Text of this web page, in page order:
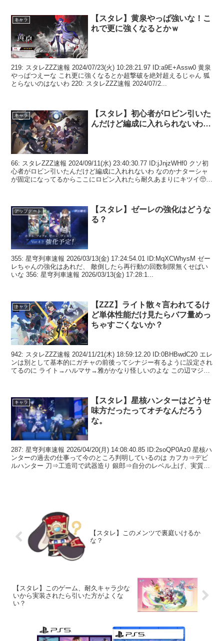
キャラ
【スタレ】黄泉やっぱ強いな！こ
れで更に強くなるとかｗ
219: スタレZZZ速報 2024/07/23(火) 10:28:21.97 ID:a9E+Assw0 黄泉
やっぱつえーな これ更に強くなるとか超撃破を絶対超えるじゃん 狐
とらないのはないわ 220: スタレZZZ速報 2024/07/2...
キャラ
【スタレ】初心者がロビン引いた
んだけど編成に入れられないわ…
66: スタレZZZ速報 2024/09/11(水) 23:40:30.77 ID:jJnjzWHf0 クソ初
心者がロビン引いたんだけど編成に入れれないわ なのかナターシャ
が固定になってるからここにロビン入れたら耐久あまりにキツイ🥺 2
アップデート
【スタレ】ゼーレの強化はどうな
る？
355: 星穹列車速報 2026/03/13(金) 17:24:54.01 ID:MqXCWhysM ゼー
レちゃんの強化はあれだ、 敵倒したら再行動の回数制限無くせばい
いな 356: 星穹列車速報 2026/03/13(金) 17:28:1...
キャラ
【ZZZ】ライト散々言われてるけ
ど単体性能だけ見たらバフ量めっ
ちゃすごくないか？
942: スタレZZZ速報 2024/11/21(木) 18:59:12.20 ID:0BHBwdC20 エレ
ンは別として基本的にガチャの前後ってシナジー有るように設定され
てるのに ライト→ハルマサ→雅がかなり怪しいのよな この辺マジで
キャラ
【スタレ】星核ハンターはどうせ
味方だったってオチなんだろう
な。
287: 星穹列車速報 2026/04/20(月) 14:08:40.85 ID:2soQP0Az0 星核ハ
ンターの過去の仕事って今のところ判明しているのは カフカ⇒デビ
ルハンター 刀⇒工造司で武器造り 銀郎⇒自分のレベル上げ、実質ニ
【スタレ】このメンツで裏庭いけるか
な？
【スタレ】このゲーム、耐久キャラ少な
いから実装されたら引いた方がよくな
い？